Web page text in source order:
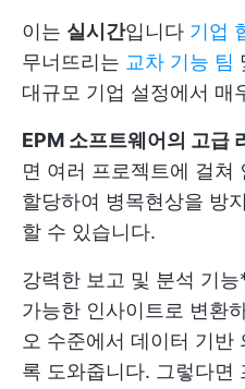
이는 실시간입니다 기업
무너뜨리는 교차 기능 팀
대규모 기업 설정에서 매
EPM 소프트웨어의 고급
면 여러 프로젝트에 걸쳐
할당하여 병목현상을 방
할 수 있습니다.
강력한 보고 및 분석 기
가능한 인사이트로 변환
오 수준에서 데이터 기반
록 도와줍니다. 그렇다면